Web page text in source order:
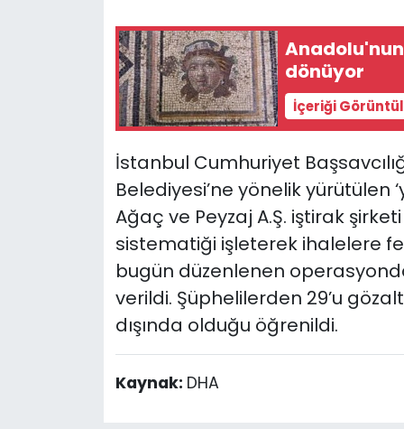
dönüyor
İçeriği
İstanbul Cumhuriyet
Belediyesi’ne yönelik yürütülen
Ağaç ve Peyzaj A.Ş. iştirak
sistematiği işleterek ihalelere
bugün düzenlenen
verildi. Şüphelilerden 29’u
dışında olduğu öğrenildi.
Kaynak: DHA